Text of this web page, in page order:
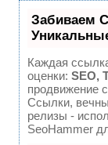
Забиваем
Каждая
оценки: SEO,
продвижение
Ссылки,
релизы -
SeoHammer